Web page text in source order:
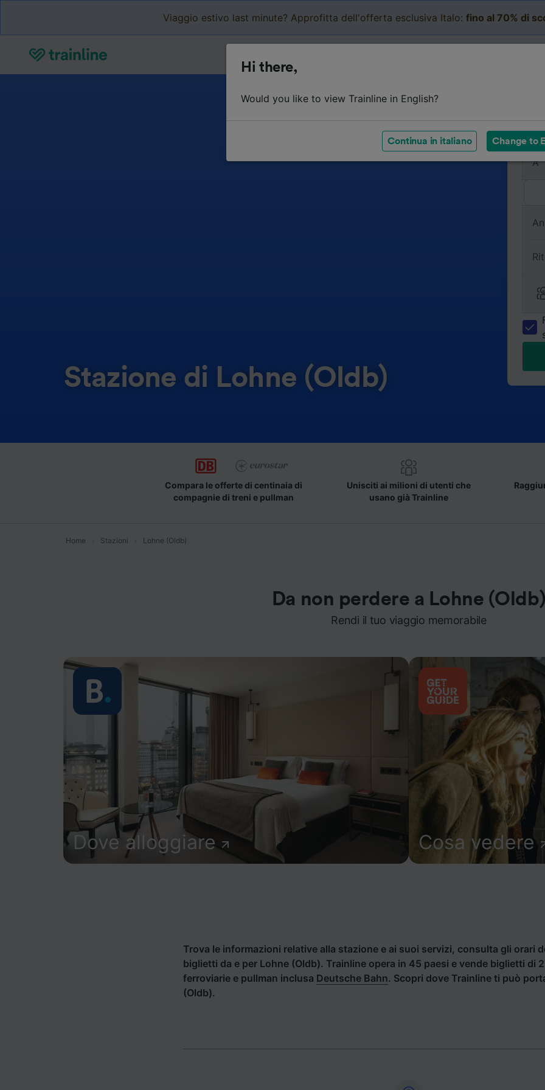
Viaggio estivo last minute? Approfitta dell'offerta esclusiva Italo: fino al 70% di
Stazione di Lohne (Oldb)
Da
A
Compara le offerte di centinaia di
compagnie di treni e pullman
Unisciti ai milioni di utenti che
usano già Trainline
Home Stazioni Lohne (Oldb)
Da non perdere a Lohne
Rendi il tuo viaggio memorabile
Dove alloggiare Cosa vedere
Trova le informazioni relative alla stazione e ai suoi servizi, consulta gli orari
biglietti da e per Lohne (Oldb). Trainline opera in 45 paesi e vende biglietti di
ferroviarie e pullman inclusa Deutsche Bahn. Scopri dove Trainline ti può
(Oldb).
Hi there,
Would you like to view Trainline in English?
Continua in italiano Change to